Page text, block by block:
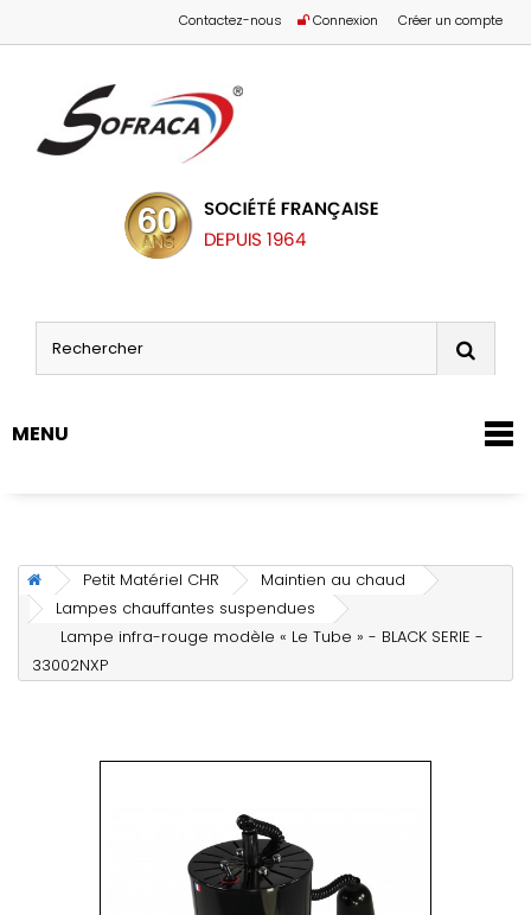
Créer un compte
Connexion
Contactez-nous
MENU
Petit Matériel CHR
Maintien au chaud
Lampes chauffantes suspendues
Lampe infra-rouge modèle « Le Tube » - BLACK SERIE -
33002NXP